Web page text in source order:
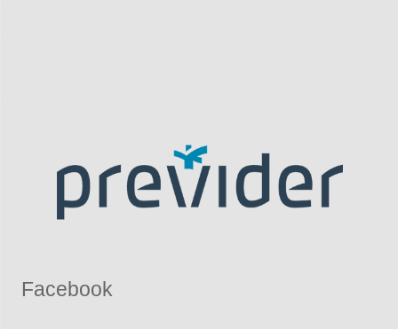
Facebook